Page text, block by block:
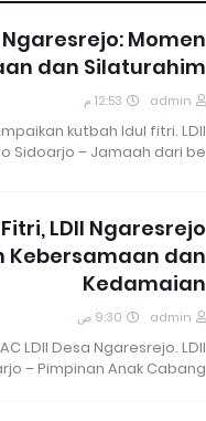
Momen
dan Silaturahim
admin 12:53 م
kutbah Idul fitri. LDII
Sidoarjo – Jamaah dari be…
LDII Ngaresrejo
Kebersamaan dan
Kedamaian
admin 9:30 ص
LDII Desa Ngaresrejo. LDII
– Pimpinan Anak Cabang (…